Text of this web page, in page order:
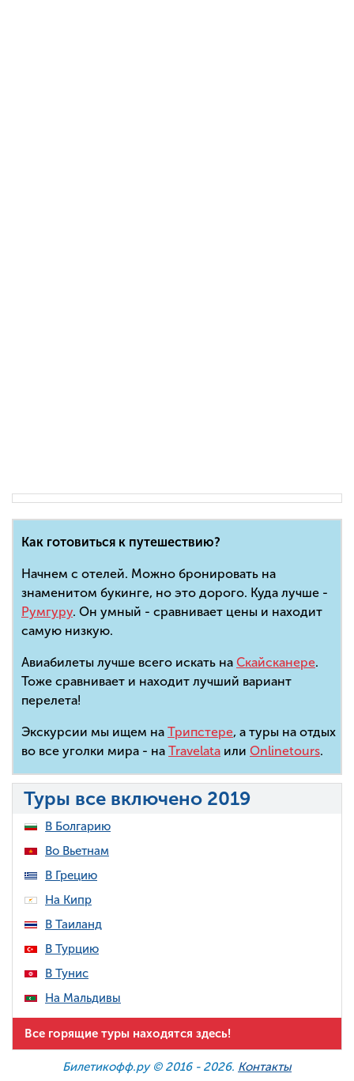
Как готовиться к путешествию?
Начнем с отелей. Можно бронировать на
знаменитом букинге, но это дорого. Куда лучше -
Румгуру. Он умный - сравнивает цены и находит
самую низкую.
Авиабилеты лучше всего искать на Скайсканере.
Тоже сравнивает и находит лучший вариант
перелета!
Экскурсии мы ищем на Трипстере, а туры на отдых
во все уголки мира - на Travelata или Onlinetours.
Туры все включено 2019
В Болгарию
Во Вьетнам
В Грецию
На Кипр
В Таиланд
В Турцию
В Тунис
На Мальдивы
Все горящие туры находятся здесь!
Билетикофф.ру © 2016 - 2026. Контакты